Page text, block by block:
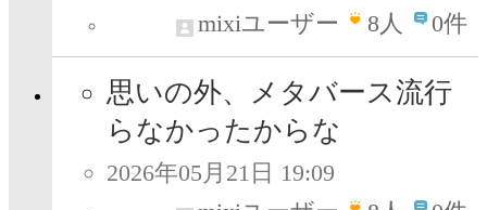
mixiユーザー
8人 0件
思いの外、メタバース流行
らなかったからな
2026年05月21日 19:09